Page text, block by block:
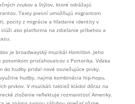
zvukov a štýlov, ktoré odrážajú
Texty piesní umožňujú migrantom
pocity z migrácie a hľadanie identity v
ako platforma na zdieľanie príbehov a
je broadwayský muzikál Hamilton. Jeho
prisťahovalcov z Portorika. Vďaka
do hudby pridal nové osviežujúce prvky.
hudby, najmä kombinácia hip-hopu,
prvkov. V muzikáli taktiež kládol dôraz na
zloženie reflektuje rozmanitosť Ameriky.